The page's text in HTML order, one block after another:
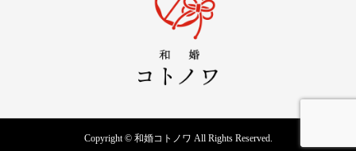
Copyright © 和婚コトノワ All Rights Reserved.